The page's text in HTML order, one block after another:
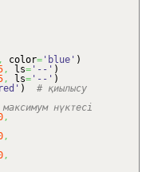
, color= 'blue' )
, ls= '--' )
, ls= '--' )
)
# қиылысу
нүктесі
,
,
,